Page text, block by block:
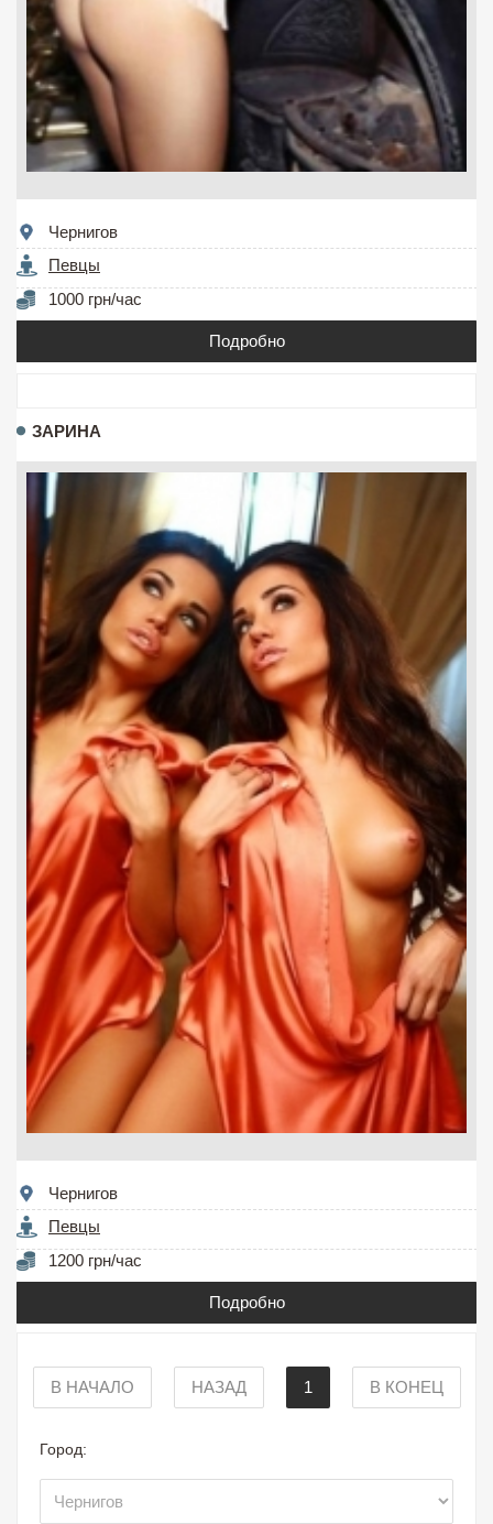
Чернигов
Певцы
1000 грн/час
Подробно
ЗАРИНА
Чернигов
Певцы
1200 грн/час
Подробно
В НАЧАЛО НАЗАД 1 В КОНЕЦ
Город: